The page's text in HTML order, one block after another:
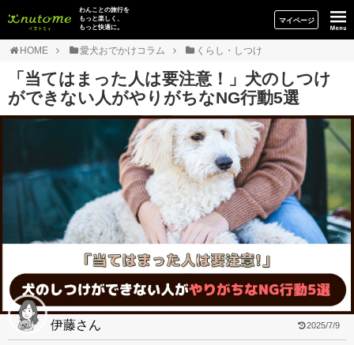
イヌトミィ
わんことの旅行を
もっと楽しく、
もっと快適に。
マイページ
HOME 愛犬おでかけコラム くらし・しつけ
「当てはまった人は要注意！」犬のしつけ
ができない人がやりがちなNG行動5選
伊藤さん 2025/7/9